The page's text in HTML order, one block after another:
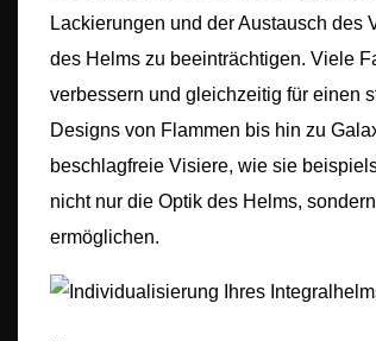
Lackierungen und der Austausch
des Helms zu beeinträchtigen. Viele
verbessern und gleichzeitig für einen
Designs von Flammen bis hin zu
beschlagfreie Visiere, wie sie
nicht nur die Optik des Helms,
ermöglichen.